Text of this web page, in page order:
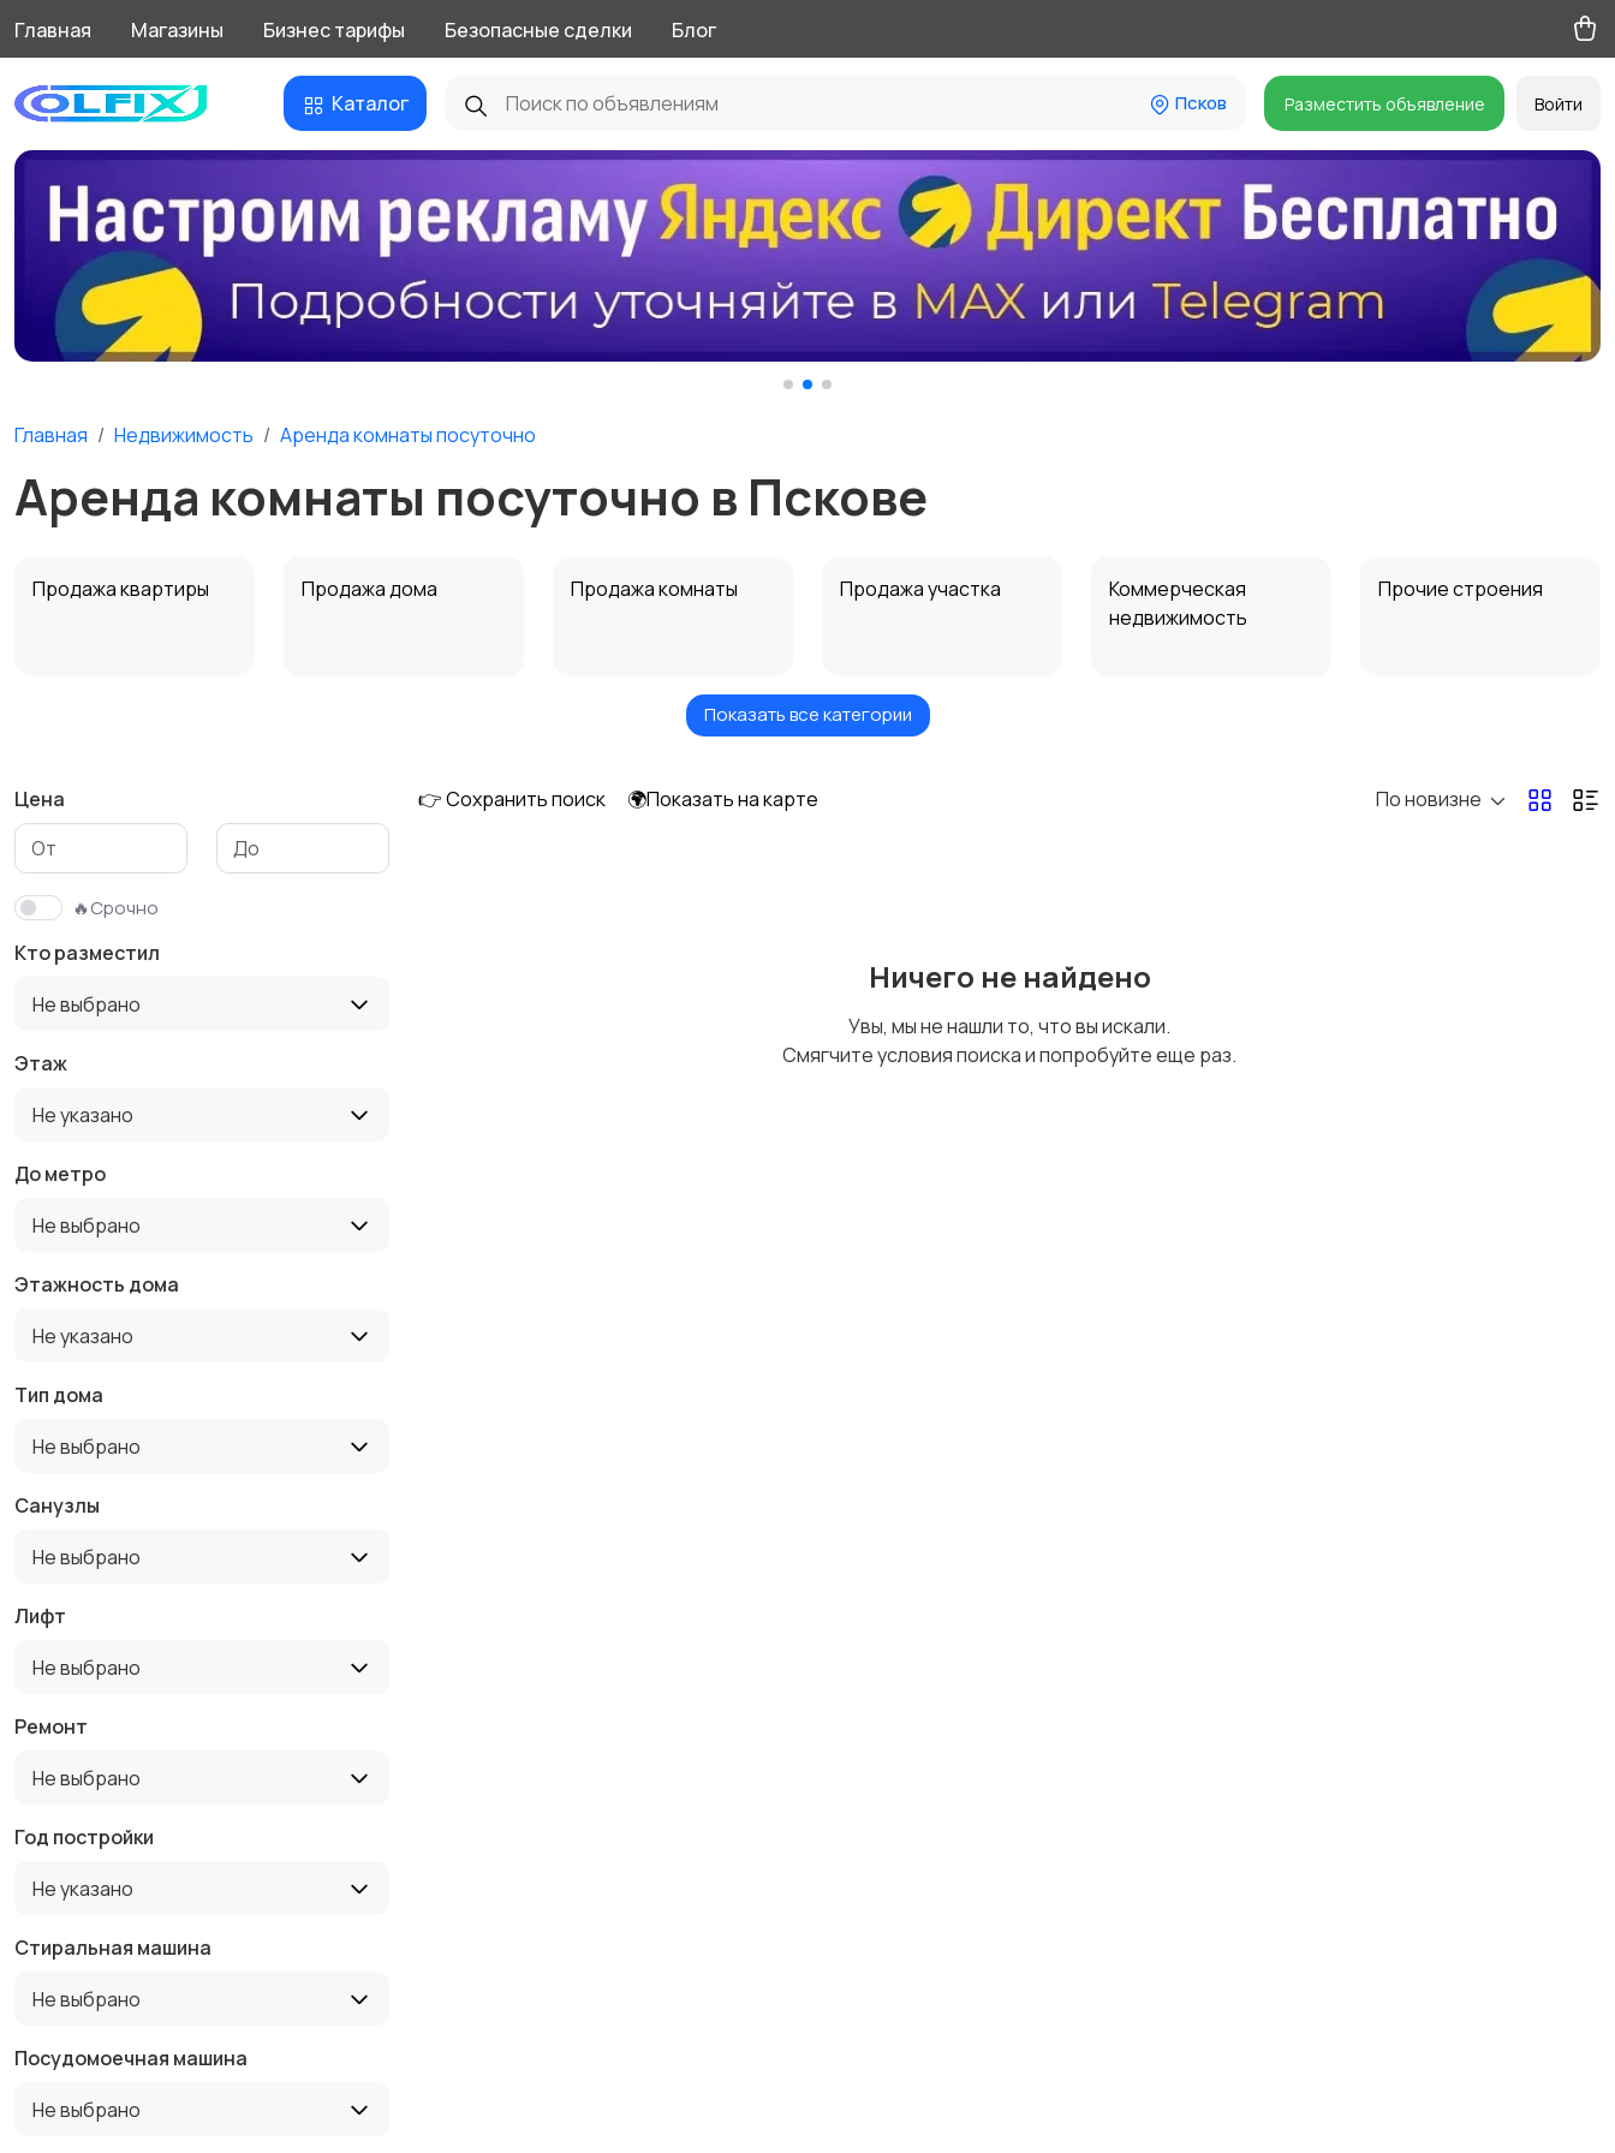
Главная Магазины Бизнес тарифы Безопасные сделки Блог
Каталог Псков Разместить объявление Войти
Главная Недвижимость Аренда комнаты посуточно
Аренда комнаты посуточно в Пскове
Продажа квартиры Продажа дома Продажа комнаты Продажа участка
Коммерческая
недвижимость
Прочие строения
Аренда дома
Аренда квартиры
Показать все категории
Цена
🔥Срочно
Кто разместил
Не выбрано
Этаж
Не указано
До метро
Не выбрано
Этажность дома
Не указано
Тип дома
Не выбрано
Санузлы
Не выбрано
Лифт
Не выбрано
Ремонт
Не выбрано
Год постройки
Не указано
Стиральная машина
Не выбрано
Посудомоечная машина
Не выбрано
👉 Сохранить поиск 🌍Показать на карте По новизне
Ничего не найдено
Увы, мы не нашли то, что вы искали.
Смягчите условия поиска и попробуйте еще раз.